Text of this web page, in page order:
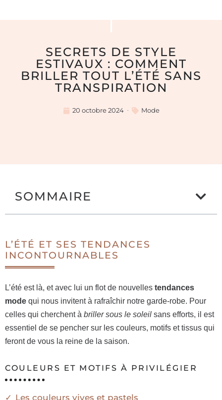
SECRETS DE STYLE
ESTIVAUX : COMMENT
BRILLER TOUT L’ÉTÉ SANS
TRANSPIRATION
20 octobre 2024 Mode
SOMMAIRE
L’ÉTÉ ET SES TENDANCES
INCONTOURNABLES
L’été est là, et avec lui un flot de nouvelles tendances
mode qui nous invitent à rafraîchir notre garde-robe. Pour
celles qui cherchent à briller sous le soleil sans efforts, il est
essentiel de se pencher sur les couleurs, motifs et tissus qui
feront de vous la reine de la saison.
COULEURS ET MOTIFS À PRIVILÉGIER
Les couleurs vives et pastels